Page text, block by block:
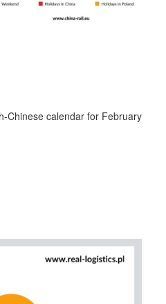
Chinese calendar for February